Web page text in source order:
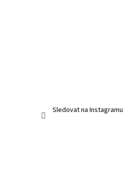
Sledovat na Instagramu